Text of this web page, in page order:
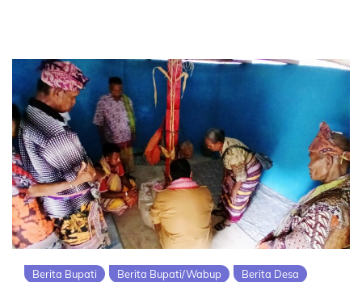
Berita Bupati Berita Bupati/Wabup
Berita Desa